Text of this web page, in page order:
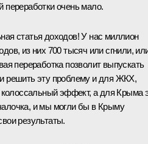
очень мало.
статья доходов! У нас миллион
из них 700 тысяч или сгнили,
переработка позволит выпускать
решить эту проблему и для ЖКХ,
колоссальный эффект, а для Крыма
и мы могли бы в Крыму
результаты.